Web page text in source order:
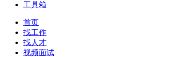
工具箱
首页
找工作
找人才
视频面试